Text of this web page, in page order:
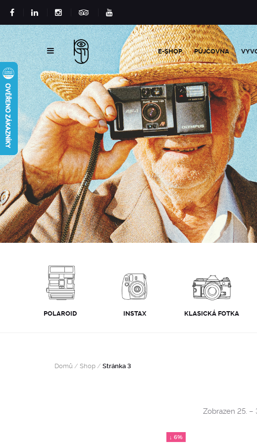
E-SHOP PŮJČOVNA
POLAROID INSTAX KLASICKÁ FOTKA
Domů / Shop / Stránka 3
Zobrazen 25. –
↓ 6%